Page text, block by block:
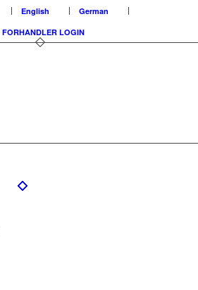
English
German
FORHANDLER LOGIN